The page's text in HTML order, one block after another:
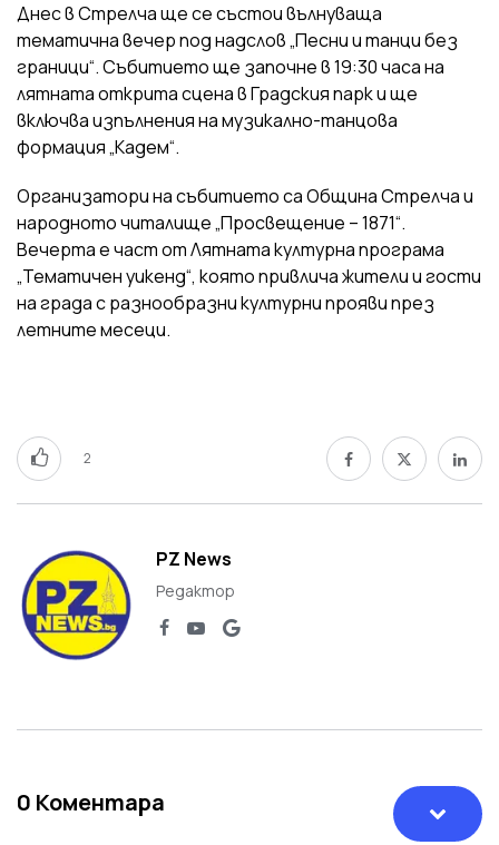
Днес в Стрелча ще се състои вълнуваща
тематична вечер под надслов „Песни и танци без
граници“. Събитието ще започне в 19:30 часа на
лятната открита сцена в Градския парк и ще
включва изпълнения на музикално-танцова
формация „Кадем“.
Организатори на събитието са Община Стрелча и
народното читалище „Просвещение – 1871“.
Вечерта е част от Лятната културна програма
„Тематичен уикенд“, която привлича жители и гости
на града с разнообразни културни прояви през
летните месеци.
2
PZ News
Редактор
0 Коментара